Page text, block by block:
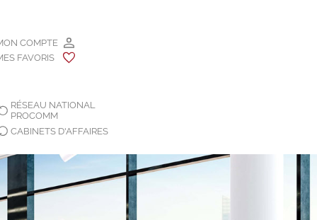
COMPTE
FAVORIS
RÉSEAU NATIONAL
PROCOMM
CABINETS D'AFFAIRES